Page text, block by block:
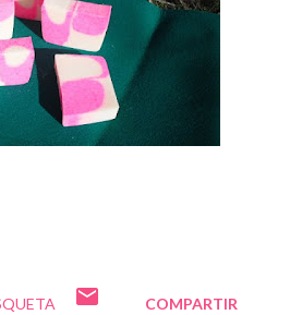
COMPARTIR